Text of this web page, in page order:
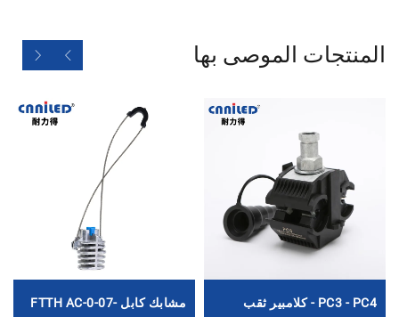
المنتجات الموصى بها
PC3 - PC4 - كلامبير ثقب
مشابك كابل FTTH AC-0-07-